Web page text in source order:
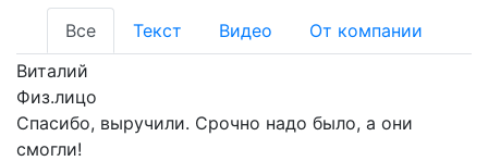
Все Текст Видео
От компании
Виталий
Физ.лицо
Спасибо, выручили. Срочно надо было, а они
смогли!